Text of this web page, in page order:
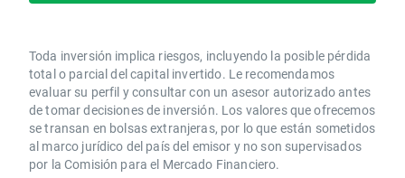
Toda inversión implica riesgos, incluyendo la posible pérdida
total o parcial del capital invertido. Le recomendamos
evaluar su perfil y consultar con un asesor autorizado antes
de tomar decisiones de inversión. Los valores que ofrecemos
se transan en bolsas extranjeras, por lo que están sometidos
al marco jurídico del país del emisor y no son supervisados
por la Comisión para el Mercado Financiero.